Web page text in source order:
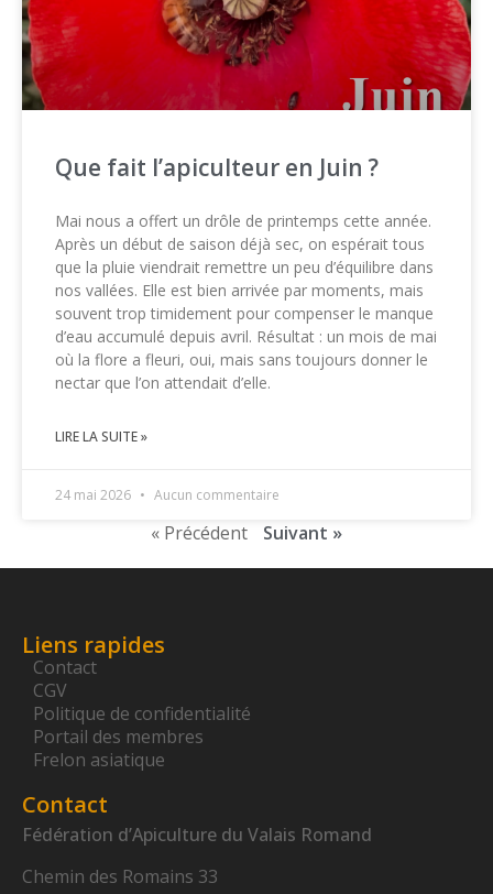
Que fait l’apiculteur en Juin ?
Mai nous a offert un drôle de printemps cette année.
Après un début de saison déjà sec, on espérait tous
que la pluie viendrait remettre un peu d’équilibre dans
nos vallées. Elle est bien arrivée par moments, mais
souvent trop timidement pour compenser le manque
d’eau accumulé depuis avril. Résultat : un mois de mai
où la flore a fleuri, oui, mais sans toujours donner le
nectar que l’on attendait d’elle.
LIRE LA SUITE »
24 mai 2026 Aucun commentaire
« Précédent Suivant »
Liens rapides
Contact
CGV
Politique de confidentialité
Portail des membres
Frelon asiatique
Contact
Fédération d’Apiculture du Valais Romand
Chemin des Romains 33